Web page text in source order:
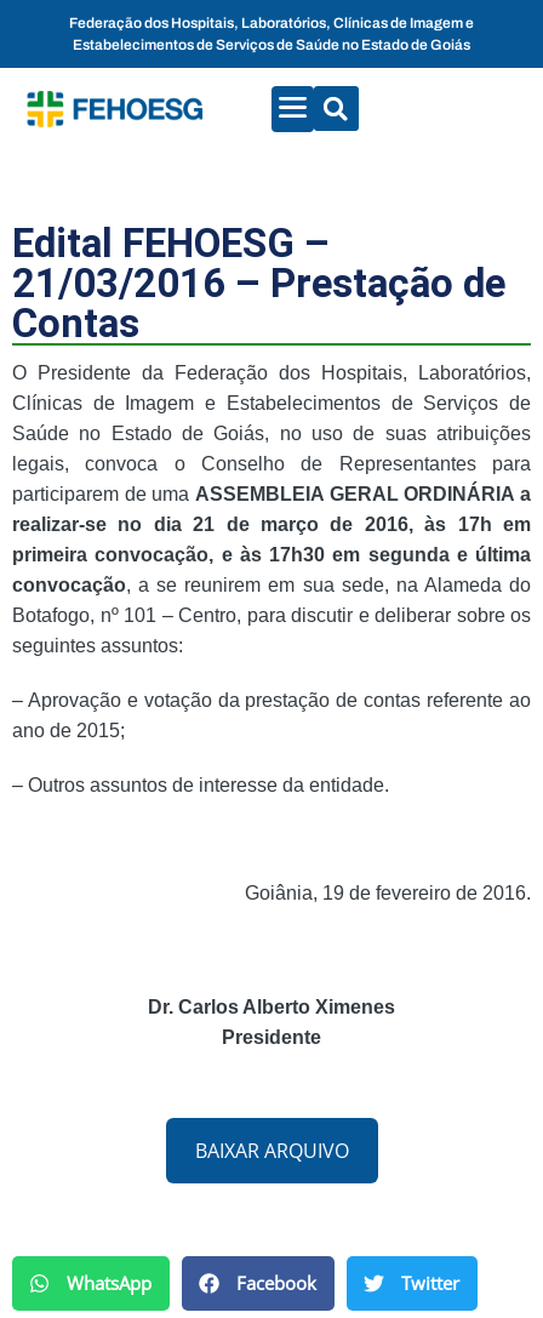
Federação dos Hospitais, Laboratórios, Clínicas de Imagem e
Estabelecimentos de Serviços de Saúde no Estado de Goiás
Edital FEHOESG –
21/03/2016 – Prestação de
Contas
O Presidente da Federação dos Hospitais, Laboratórios,
Clínicas de Imagem e Estabelecimentos de Serviços de
Saúde no Estado de Goiás, no uso de suas atribuições
legais, convoca o Conselho de Representantes para
participarem de uma ASSEMBLEIA GERAL ORDINÁRIA a
realizar-se no dia 21 de março de 2016, às 17h em
primeira convocação, e às 17h30 em segunda e última
convocação, a se reunirem em sua sede, na Alameda do
Botafogo, nº 101 – Centro, para discutir e deliberar sobre os
seguintes assuntos:
– Aprovação e votação da prestação de contas referente ao
ano de 2015;
– Outros assuntos de interesse da entidade.
Goiânia, 19 de fevereiro de 2016.
Dr. Carlos Alberto Ximenes
Presidente
BAIXAR ARQUIVO
WhatsApp Facebook Twitter